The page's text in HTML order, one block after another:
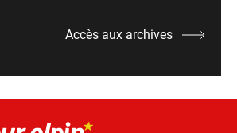
Accès aux archives